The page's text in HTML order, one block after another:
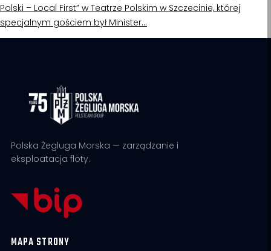
Polski – Local First” w Teatrze Polskim w Szczecinie, której
specjalnym gościem był Minister…
Polska Żegluga Morska — zarządzanie i
eksploatacja floty.
MAPA STRONY